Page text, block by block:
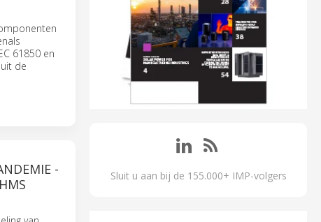
61850 en
de
-
Sluit u aan bij de 155.000+ IMP-volgers